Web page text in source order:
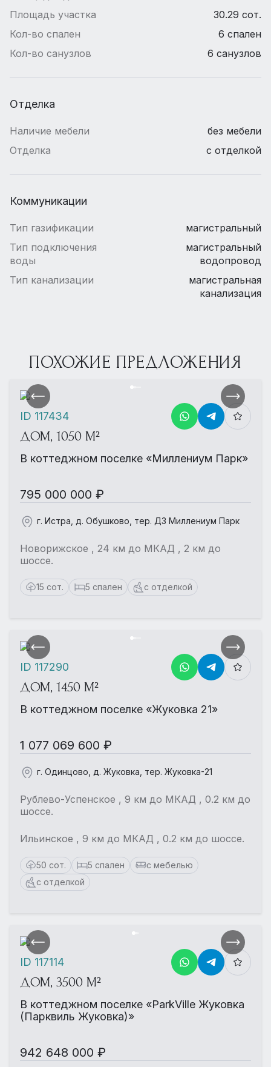
Площадь участка
30.29 сот.
Кол-во спален
6 спален
Кол-во санузлов
6 санузлов
Отделка
Наличие мебели
без мебели
Отделка
с отделкой
Коммуникации
Тип газификации
магистральный
Тип подключения
воды
магистральный
водопровод
Тип канализации
магистральная
канализация
ПОХОЖИЕ ПРЕДЛОЖЕНИЯ
ДОМ, 1050 М²
В коттеджном поселке «Миллениум Парк»
795 000 000 ₽
г. Истра, д. Обушково, тер. ДЗ Миллениум Парк
Новорижское , 24 км до МКАД , 2 км до
шоссе.
15 сот. 5 спален с отделкой
ID 117434
ДОМ, 1450 М²
В коттеджном поселке «Жуковка 21»
1 077 069 600 ₽
г. Одинцово, д. Жуковка, тер. Жуковка-21
Рублево-Успенское , 9 км до МКАД , 0.2 км до
шоссе.
Ильинское , 9 км до МКАД , 0.2 км до шоссе.
50 сот. 5 спален
с мебелью
с отделкой
ID 117290
ДОМ, 3500 М²
В коттеджном поселке «ParkVille Жуковка
(Парквиль Жуковка)»
942 648 000 ₽
ID 117114